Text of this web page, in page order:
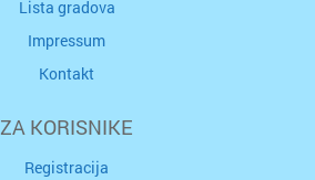
Lista gradova
Impressum
Kontakt
ZA KORISNIKE
Registracija